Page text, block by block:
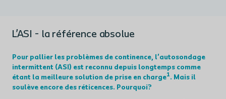
L’ASI - la référence absolue
Pour pallier les problèmes de continence, l'autosondage
intermittent (ASI) est reconnu depuis longtemps comme
étant la meilleure solution de prise en charge1. Mais il
soulève encore des réticences. Pourquoi?